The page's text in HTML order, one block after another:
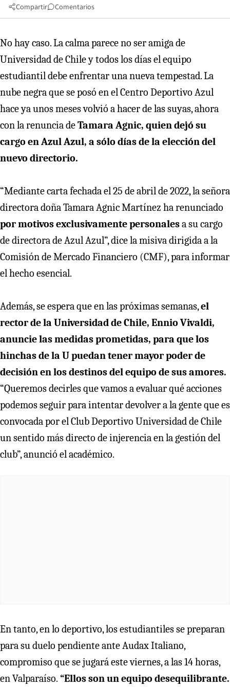
Compartir Comentarios
No hay caso. La calma parece no ser amiga de
Universidad de Chile y todos los días el equipo
estudiantil debe enfrentar una nueva tempestad. La
nube negra que se posó en el Centro Deportivo Azul
hace ya unos meses volvió a hacer de las suyas, ahora
con la renuncia deTamara Agnic, quien dejó su
cargo en Azul Azul, a sólo días de la elección del
nuevo directorio.
“Mediante carta fechada el 25 de abril de 2022, la señora
directora doña Tamara Agnic Martínez ha renunciado
por motivos exclusivamente personalesa su cargo
de directora de Azul Azul”, dice la misiva dirigida a la
Comisión de Mercado Financiero (CMF), para informar
el hecho esencial.
Además, se espera que en las próximas semanas,el
rector de la Universidad de Chile, Ennio Vivaldi,
anuncie las medidas prometidas, para que los
hinchas de la U puedan tener mayor poder de
decisión en los destinos del equipo de sus amores.
“Queremos decirles que vamos a evaluar qué acciones
podemos seguir para intentar devolver a la gente que es
convocada por el Club Deportivo Universidad de Chile
un sentido más directo de injerencia en la gestión del
club”, anunció el académico.
En tanto, en lo deportivo, los estudiantiles se preparan
para su duelo pendiente ante Audax Italiano,
compromiso que se jugará este viernes, a las 14 horas,
en Valparaíso. “Ellos son un equipo desequilibrante.